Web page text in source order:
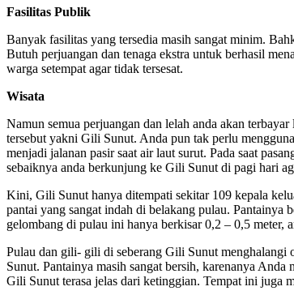
Fasilitas Publik
Banyak fasilitas yang tersedia masih sangat minim.
Butuh perjuangan dan tenaga ekstra untuk berhasil
warga setempat agar tidak tersesat.
Wisata
Namun semua perjuangan dan lelah anda akan
tersebut yakni Gili Sunut. Anda pun tak perlu
menjadi jalanan pasir saat air laut surut. Pada saat
sebaiknya anda berkunjung ke Gili Sunut di pagi hari
Kini, Gili Sunut hanya ditempati sekitar 109 kepala
pantai yang sangat indah di belakang pulau.
gelombang di pulau ini hanya berkisar 0,2 – 0,5 meter,
Pulau dan gili- gili di seberang Gili Sunut menghalangi
Sunut. Pantainya masih sangat bersih, karenanya
Gili Sunut terasa jelas dari ketinggian. Tempat ini juga